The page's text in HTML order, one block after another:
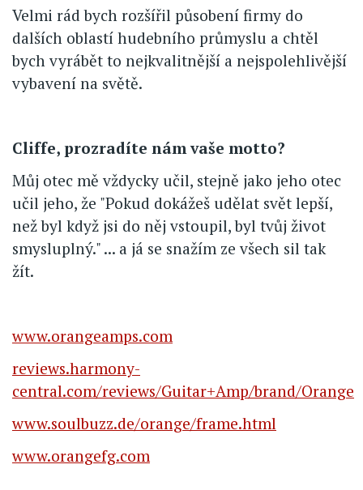
Velmi rád bych rozšířil působení firmy do
dalších oblastí hudebního průmyslu a chtěl
bych vyrábět to nejkvalitnější a nejspolehlivější
vybavení na světě.
Cliffe, prozradíte nám vaše motto?
Můj otec mě vždycky učil, stejně jako jeho otec
učil jeho, že "Pokud dokážeš udělat svět lepší,
než byl když jsi do něj vstoupil, byl tvůj život
smysluplný." ... a já se snažím ze všech sil tak
žít.
www.orangeamps.com
reviews.harmony-
central.com/reviews/Guitar+Amp/brand/Orange
www.soulbuzz.de/orange/frame.html
www.orangefg.com